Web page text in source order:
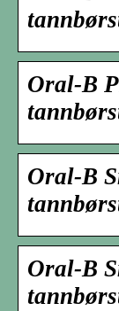
Oral-B
Oral-B
Oral-B